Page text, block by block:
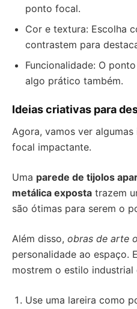
ponto focal.
Cor e textura: Escolha
contrastem para
Funcionalidade: O
algo prático também.
Ideias criativas para
Agora, vamos ver
focal impactante.
Uma parede de tijolos
metálica exposta trazem
são ótimas para serem o
Além disso, obras de arte
personalidade ao espaço.
mostrem o estilo industrial
Use uma lareira como